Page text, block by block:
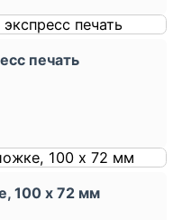
печать
100 x 72 мм